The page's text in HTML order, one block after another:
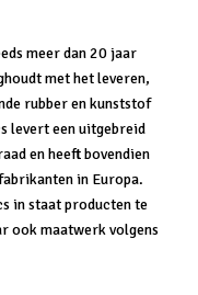
meer dan 20 jaar
met het leveren,
rubber en kunststof
levert een uitgebreid
en heeft bovendien
in Europa.
in staat producten te
ook maatwerk volgens